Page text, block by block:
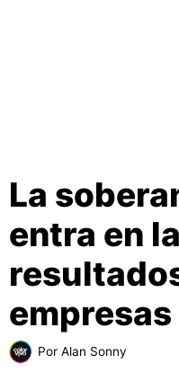
La
entra en
empresas
Por Alan Sonny